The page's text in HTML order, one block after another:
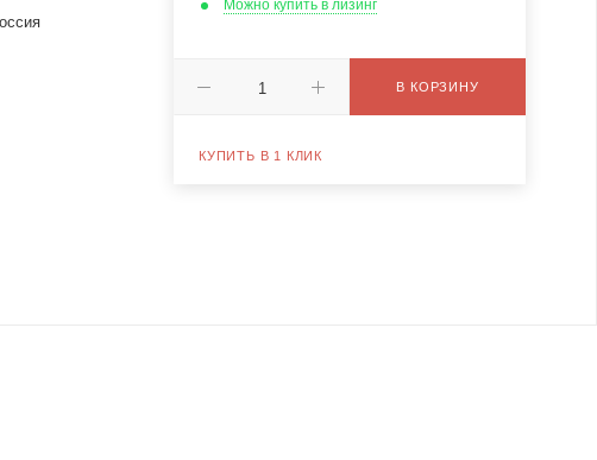
Можно купить в лизинг
В КОРЗИНУ
КУПИТЬ В 1 КЛИК